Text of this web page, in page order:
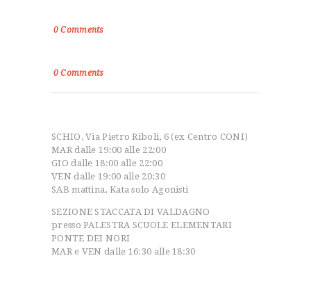
0 Comments
0 Comments
SCHIO, Via Pietro Riboli, 6 (ex Centro CONI)
MAR dalle 19:00 alle 22:00
GIO dalle 18:00 alle 22:00
VEN dalle 19:00 alle 20:30
SAB mattina, Kata solo Agonisti
SEZIONE STACCATA DI VALDAGNO
presso PALESTRA SCUOLE ELEMENTARI
PONTE DEI NORI
MAR e VEN dalle 16:30 alle 18:30